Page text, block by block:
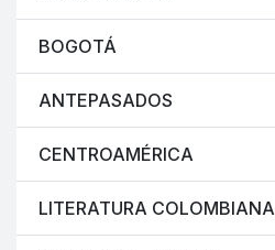
BOGOTÁ
ANTEPASADOS
CENTROAMÉRICA
LITERATURA COLOMBIANA